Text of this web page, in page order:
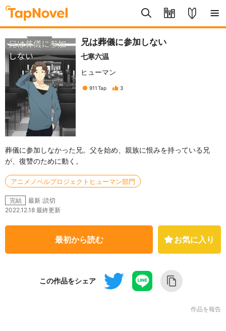
兄は葬儀に参加しない
七寒六温
ヒューマン
911Tap 3
葬儀に参加しなかった兄。父を始め、親族に恨みを持っている兄
が、復讐のために動く。
アニメノベルプロジェクトヒューマン部門
完結
最新 :読切
2022.12.18 最終更新
最初から読む お気に入り
この作品をシェア
作品を報告